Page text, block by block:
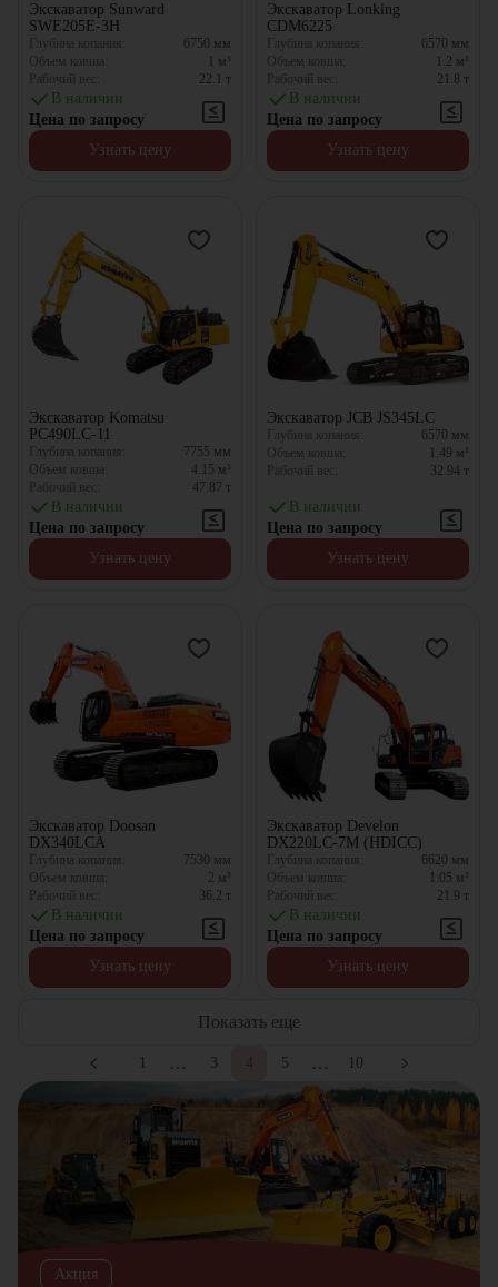
Экскаватор Sunward
SWE205E-3H
Глубина копания: 6750 мм
Объем ковша:
м³
Рабочий вес:
22.1 т
В наличии
Цена по запросу
Узнать цену
Экскаватор Lonking
CDM6225
Глубина копания: 6570 мм
Объем ковша:
1.2 м³
Рабочий вес:
21.8 т
В наличии
Цена по запросу
Узнать цену
Экскаватор Komatsu
PC490LC-11
Глубина копания: 7755 мм
Объем ковша:
4.15 м³
Рабочий вес:
47.87 т
В наличии
Цена по запросу
Узнать цену
Экскаватор JCB JS345LC
Глубина копания: 6570 мм
Объем ковша:
1.49 м³
Рабочий вес:
32.94 т
В наличии
Цена по запросу
Узнать цену
Экскаватор Doosan
DX340LCA
Глубина копания: 7530 мм
Объем ковша:
2 м³
Рабочий вес:
36.2 т
В наличии
Цена по запросу
Узнать цену
Экскаватор Develon
DX220LC-7M (HDICC)
Глубина копания: 6620 мм
Объем ковша:
1.05 м³
Рабочий вес:
21.9 т
В наличии
Цена по запросу
Узнать цену
Показать еще
… 3 4 5 … 10
Акция